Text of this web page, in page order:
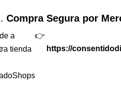
Compra Segura por
a
tienda
👉
https://